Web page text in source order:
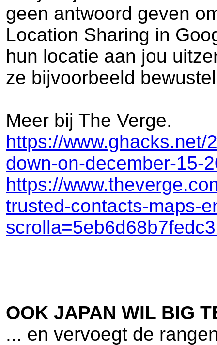
geen antwoord geven
Location Sharing in
hun locatie aan jou
ze bijvoorbeeld
Meer bij The Verge.
https://
down-on-december-15-
https://
trusted-contacts-maps-
OOK JAPAN WIL BIG
... en vervoegt de